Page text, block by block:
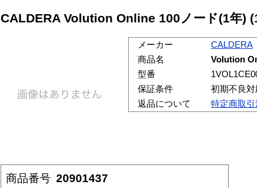
CALDERA Volution Online 100ノード(1年)
メーカー
CALDERA
商品名
Volution
型番
保証条件
初期不良
返品について
特定商取
商品番号 20901437